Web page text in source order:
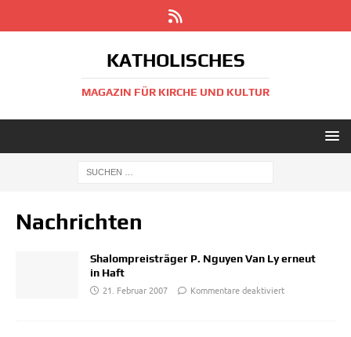
KATHOLISCHES
MAGAZIN FÜR KIRCHE UND KULTUR
Nachrichten
Shalompreisträger P. Nguyen Van Ly erneut
in Haft
21. Februar 2007
Kommentare deaktiviert